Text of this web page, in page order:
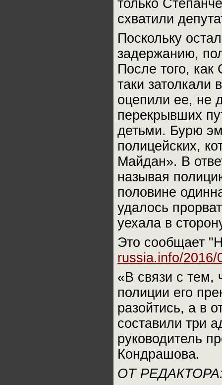
только
схватили
Поскольку
задержанию,
После того, как
таки
оцепили ее, не
перекрывших
детьми. Бурю
полицейских,
Майдан». В
называя
половине
удалось
уехала в
Это сообщает
russia.info/
«В связи с тем,
полиции его
разойтись, а в
составили три
руководитель
Кондрашова.
ОТ